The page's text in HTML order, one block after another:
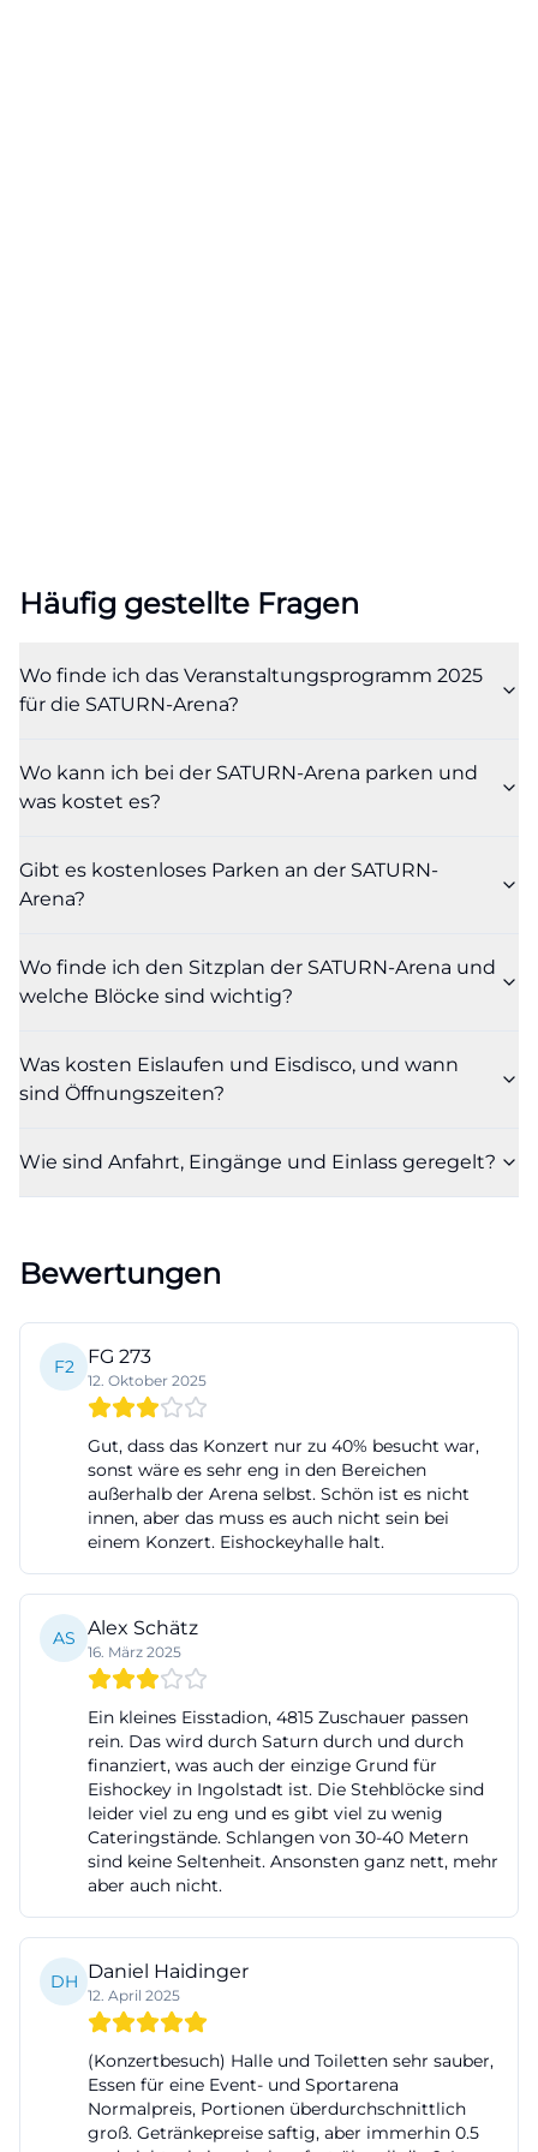
Für alle, die ihren Platz gezielt auswählen möchten,
stellt einen Bestuhlungsplan bereit, der die
Struktur der Tribünen verdeutlicht und
kann, von Stuhlreihen über parlamentarische
Bestuhlung bis zu Mischvarianten mit Stehflächen.
zu Blöcken, VIP-Zugängen und Presseplätzen; die
Pressetribüne bietet Arbeitsplätze für rund 15
Zugang sind klar getaktet: Bei Heimspielen des
ERC öffnet der Einlass für Dauerkartenbesitzer etwa
Einlass folgt rund 90 Minuten vor dem ersten Bully.
Diese Staffelung vermeidet Drängelei, macht das
und schafft Zeit für den Gang zum Platz.
Wer zum ersten Mal kommt und die beste Sicht
Sitzbereichen entlang der Mittellinie oder leicht
Spieltaktik und Wechselzonen beobachten will.
Stehplätze hinter den Toren liefern die intensivste
Fankurvenstimmung, sind aber naturgemäß
dynamischer. Für Konzerte hängt die ideale Wahl
vom Bühnenaufbau ab: Bei Endstage-Aufbau
bieten die seitlichen Mittelblöcke häufig den
besten Blickwinkel, während Centerstage-
Varianten eine gleichmäßigere Sicht über viele
ihren Plänen zwischen Tribünensitzen, variablen
Vario-Sitzen und zusätzlichen Innenraumstühlen
differenziert, zeigt, wie flexibel sich die Arena dem
jeweiligen Eventtyp anpasst. So verwandelt sich der
Eishockeykäfig bei Bedarf in eine vollwertige
Konzerthalle mit ausgewogenem Verhältnis aus
Nähe zur Bühne und Kapazität.
Eislaufen, Eisdisco und Tarife: Zeiten, Service und
Eislaufen in der SATURN-Arena ist nicht nur ein
Wintervergnügen. Neben den klassischen
Saisonslots werden auch Sondertermine angesetzt,
2025 bereits Anfang August mit Abendterminen,
beispielsweise an mehreren Samstagen sowie an
einem Freitag, jeweils von 19:30 bis 22:00 Uhr. Die
Häufig gestellte Fragen
Wo finde ich das Veranstaltungsprogramm 2025
für die SATURN-Arena?
Wo kann ich bei der SATURN-Arena parken und
was kostet es?
Gibt es kostenloses Parken an der SATURN-
Arena?
Wo finde ich den Sitzplan der SATURN-Arena und
welche Blöcke sind wichtig?
Was kosten Eislaufen und Eisdisco, und wann
sind Öffnungszeiten?
Wie sind Anfahrt, Eingänge und Einlass geregelt?
Bewertungen
F2 FG 273
12. Oktober 2025
Gut, dass das Konzert nur zu 40% besucht war,
sonst wäre es sehr eng in den Bereichen
außerhalb der Arena selbst. Schön ist es nicht
innen, aber das muss es auch nicht sein bei
einem Konzert. Eishockeyhalle halt.
AS Alex Schätz
16. März 2025
Ein kleines Eisstadion, 4815 Zuschauer passen
rein. Das wird durch Saturn durch und durch
finanziert, was auch der einzige Grund für
Eishockey in Ingolstadt ist. Die Stehblöcke sind
leider viel zu eng und es gibt viel zu wenig
Cateringstände. Schlangen von 30-40 Metern
sind keine Seltenheit. Ansonsten ganz nett, mehr
aber auch nicht.
DH Daniel Haidinger
12. April 2025
(Konzertbesuch) Halle und Toiletten sehr sauber,
Essen für eine Event- und Sportarena
Normalpreis, Portionen überdurchschnittlich
groß. Getränkepreise saftig, aber immerhin 0.5